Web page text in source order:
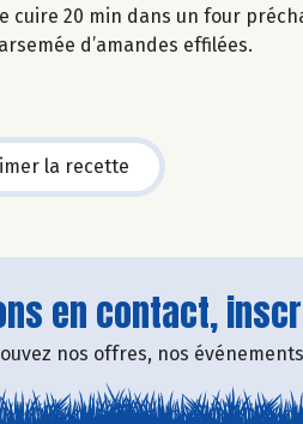
cuire 20 min dans un four
d’amandes effilées.
la recette
en contact,
nos offres, nos